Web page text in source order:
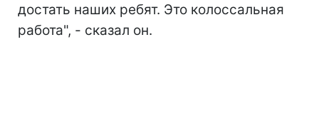
достать наших ребят. Это колоссальная
работа", - сказал он.